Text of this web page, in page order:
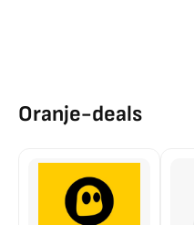
Oranje-deals